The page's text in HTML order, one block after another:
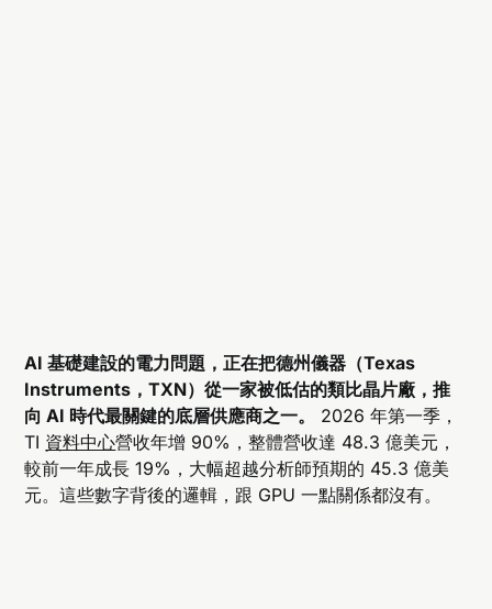
AI 基礎建設的電力問題，正在把德州儀器（Texas
Instruments，TXN）從一家被低估的類比晶片廠，推
向 AI 時代最關鍵的底層供應商之一。
2026 年第一季，
TI 資料中心營收年增 90%，整體營收達 48.3 億美元，
較前一年成長 19%，大幅超越分析師預期的 45.3 億美
元。這些數字背後的邏輯，跟 GPU 一點關係都沒有。